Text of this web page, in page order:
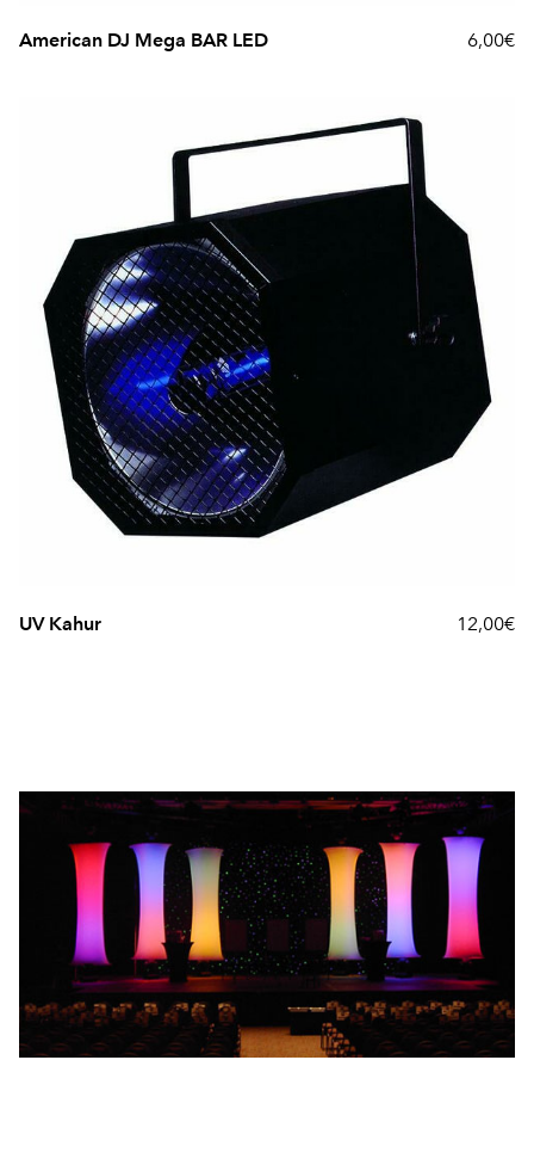
American DJ Mega BAR LED 6,00€
UV Kahur 12,00€